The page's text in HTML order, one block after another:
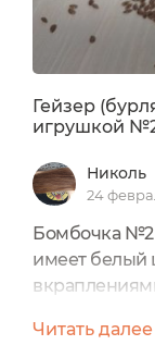
Гейзер
игрушкой
Николь
24
Бомбочка №2
имеет белый
всей
Читать далее